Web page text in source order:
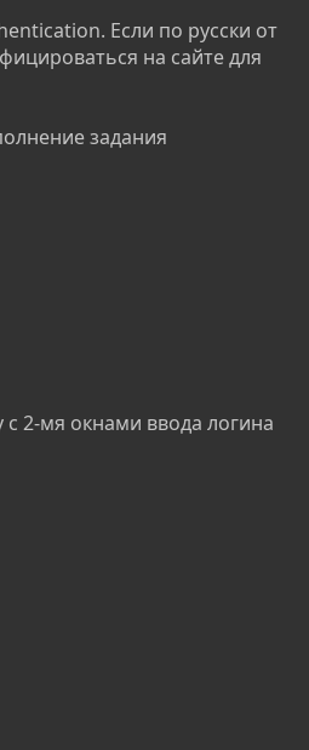
Если по русски от
на сайте для
задания
2-мя окнами ввода логина